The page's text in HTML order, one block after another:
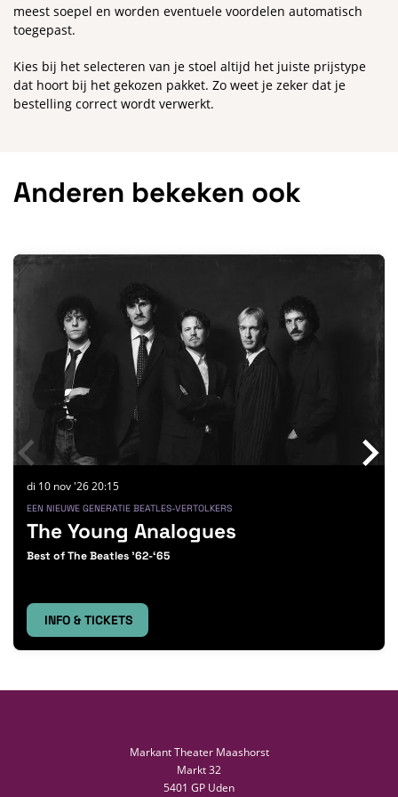
meest soepel en worden eventuele voordelen automatisch
toegepast.
Kies bij het selecteren van je stoel altijd het juiste prijstype
dat hoort bij het gekozen pakket. Zo weet je zeker dat je
bestelling correct wordt verwerkt.
Anderen bekeken ook
The Young Analogues
Best of The Beatles ’62-‘65
EEN NIEUWE GENERATIE BEATLES-VERTOLKERS
di 10 nov '2620:15
INFO & TICKETS
Markant Theater Maashorst
Markt 32
5401 GP Uden